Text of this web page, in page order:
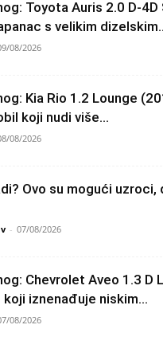
Toyota Auris 2.0 D-4D
s velikim
08/2026
Kia Rio 1.2 Lounge
koji nudi više...
08/2026
Ovo su mogući uzroci,
- 07/08/2026
Chevrolet Aveo 1.3 D
koji iznenađuje niskim...
08/2026